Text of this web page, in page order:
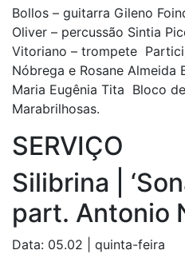
Bollos – guitarra Gileno
Oliver – percussão Sintia
Vitoriano – trompete
Nóbrega e Rosane Almeida
Maria Eugênia Tita Bloco
Marabrilhosas.
SERVIÇO
Silibrina |
part. Antonio
Data: 05.02 | quinta-feira